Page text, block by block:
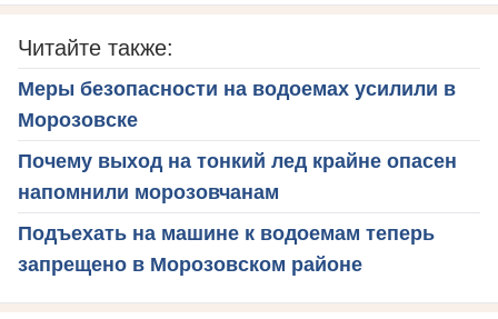
Читайте также:
Меры безопасности на водоемах усилили в
Морозовске
Почему выход на тонкий лед крайне опасен
напомнили морозовчанам
Подъехать на машине к водоемам теперь
запрещено в Морозовском районе